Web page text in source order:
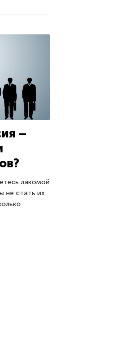
–
лакомой
не стать их